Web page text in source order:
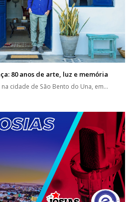
80 anos de arte, luz e memória
cidade de São Bento do Una, em…